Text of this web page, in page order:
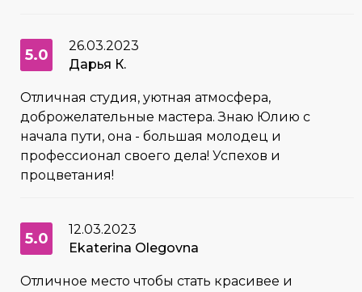
5.0
26.03.2023
Дарья К.
Отличная студия, уютная атмосфера,
доброжелательные мастера. Знаю Юлию с
начала пути, она - большая молодец и
профессионал своего дела! Успехов и
процветания!
5.0
12.03.2023
Ekaterina Olegovna
Отличное место чтобы стать красивее и